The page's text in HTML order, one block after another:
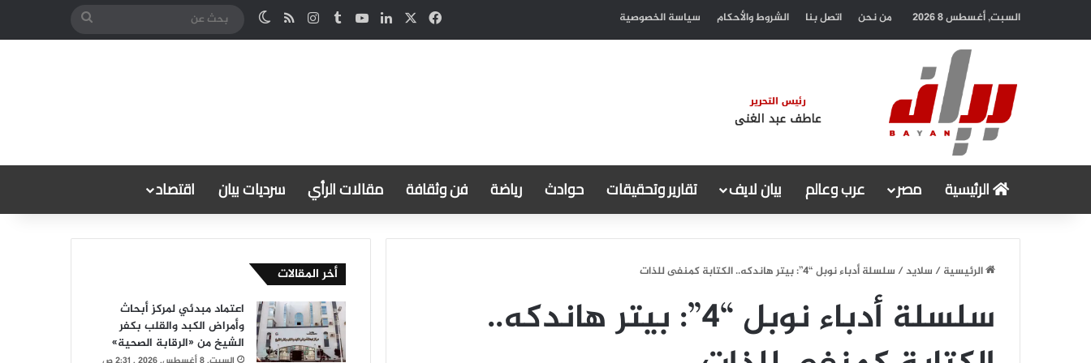
السبت, أغسطس 8 2026 من نحن اتصل بنا الشروط والأحكام سياسة الخصوصية فيسبوك لينكدإن‫YouTube انستقرامملخص الموقع RSS
الوضع المظلم
الرئيسية مصر عرب وعالم بيان لايف تقارير وتحقيقات حوادث رياضة فن وثقافة مقالات الرأي سرديات بيان اقتصاد
الرئيسية/ سلايد/ سلسلة أدباء نوبل “4”: بيتر هاندكه.. الكتابة كمنفى للذات
سلسلة أدباء نوبل “4”: بيتر هاندكه..
أخر المقالات
اعتماد مبدئي لمركز أبحاث
وأمراض الكبد والقلب بكفر
الشيخ من «الرقابة الصحية»